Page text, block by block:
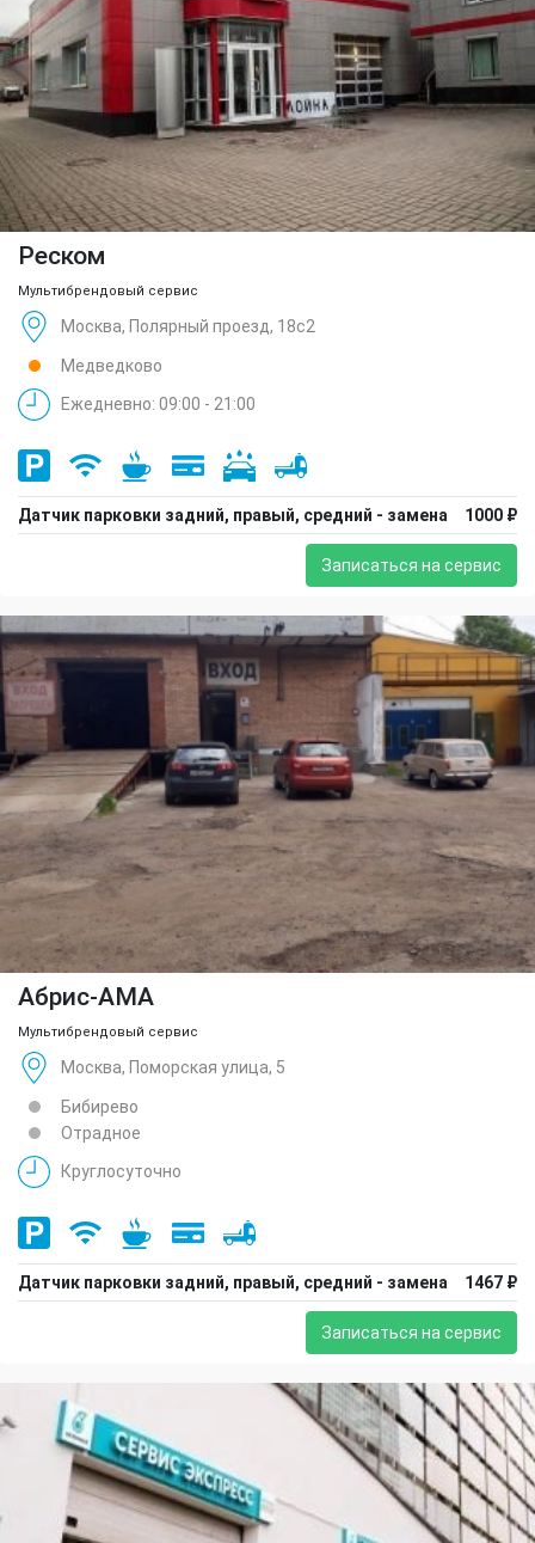
Реском
Мультибрендовый сервис
Москва, Полярный проезд, 18с2
Медведково
Ежедневно: 09:00 - 21:00
Датчик парковки задний, правый, средний - замена 1000 ₽
Записаться на сервис
Абрис-АМА
Мультибрендовый сервис
Москва, Поморская улица, 5
Бибирево
Отрадное
Круглосуточно
Датчик парковки задний, правый, средний - замена 1467 ₽
Записаться на сервис